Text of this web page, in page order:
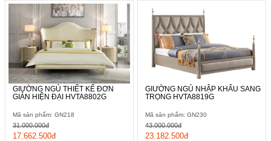
GIƯỜNG NGỦ THIẾT KẾ ĐƠN
GIẢN HIỆN ĐẠI HVTA8802G
Mã sản phẩm: GN218
17.662.500đ
31.000.000đ
GIƯỜNG NGỦ NHẬP KHẨU SANG
TRỌNG HVTA8819G
Mã sản phẩm: GN230
23.182.500đ
43.000.000đ